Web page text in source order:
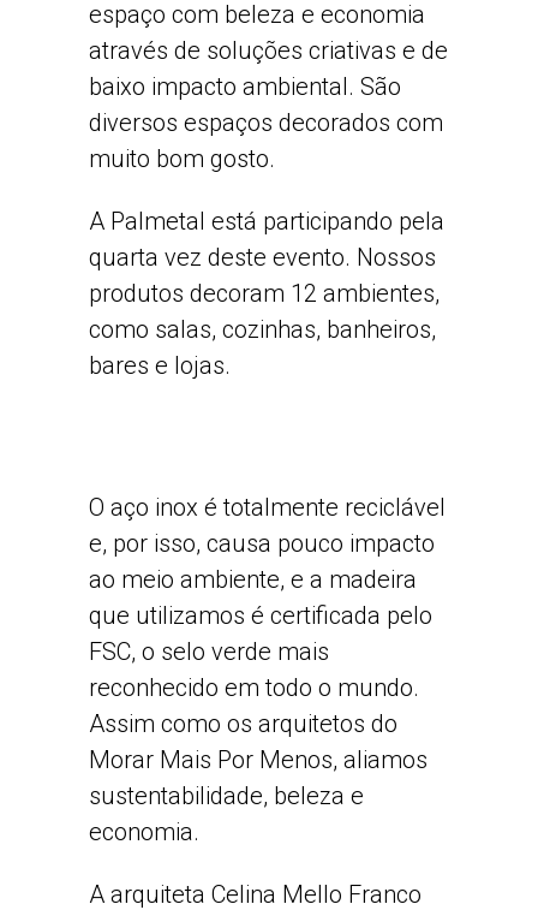
espaço com beleza e economia
através de soluções criativas e de
baixo impacto ambiental. São
diversos espaços decorados com
muito bom gosto.
A Palmetal está participando pela
quarta vez deste evento. Nossos
produtos decoram 12 ambientes,
como salas, cozinhas, banheiros,
bares e lojas.
O aço inox é totalmente reciclável
e, por isso, causa pouco impacto
ao meio ambiente, e a madeira
que utilizamos é certificada pelo
FSC, o selo verde mais
reconhecido em todo o mundo.
Assim como os arquitetos do
Morar Mais Por Menos, aliamos
sustentabilidade, beleza e
economia.
A arquiteta Celina Mello Franco